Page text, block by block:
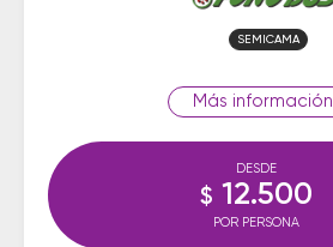
SEMICAMA
información
DESDE
$ 12.500
POR PERSONA